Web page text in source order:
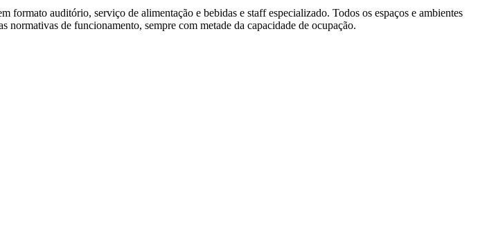
formato auditório, serviço de alimentação e bebidas e staff especializado. Todos os espaços e ambientes
normativas de funcionamento, sempre com metade da capacidade de ocupação.